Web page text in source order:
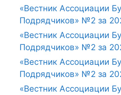
«Вестник Ассоциации
Подрядчиков» №2 за
«Вестник Ассоциации
Подрядчиков» №2 за
«Вестник Ассоциации
Подрядчиков» №2 за
«Вестник Ассоциации